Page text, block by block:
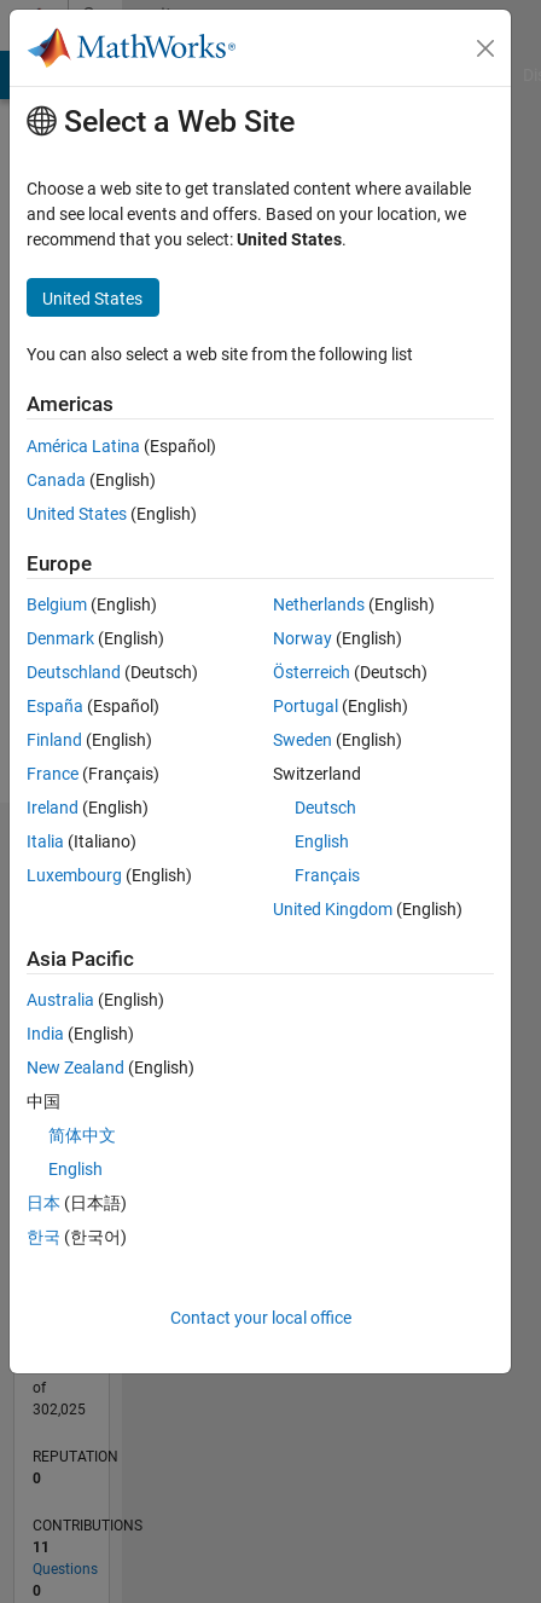
Skip to contentCommunity
Profile
齊
藤
seen: 4
years
since
Followers:
Following:
Follow
Dashboard
CONTRIBUTIONS
-2
-1
0
2
4
5
6
7
L
05/21
12/21
07/22
02/23
09/23
04/24
11/24
06/25
01/26
08/26
01/22
09/22
05/23
01/24
09/24
05/25
02/22
11/22
08/23
05/24
02/25
11/25
of
302,025
REPUTATION
0
CONTRIBUTIONS
11
Questions
0
Select a Web Site
Choose a web site to get translated content where available
and see local events and offers. Based on your location, we
recommend that you select:United States.
United States
You can also select a web site from the following list
Americas
América Latina (Español)
Canada (English)
United States (English)
Europe
Belgium (English)
Denmark (English)
Deutschland (Deutsch)
España (Español)
Finland (English)
France (Français)
Ireland (English)
Italia (Italiano)
Luxembourg (English)
Netherlands (English)
Norway (English)
Österreich (Deutsch)
Portugal (English)
Sweden (English)
Switzerland
Deutsch
English
Français
United Kingdom (English)
Asia Pacific
Australia (English)
India (English)
New Zealand (English)
中国
简体中文
English
日本 (日本語)
한국 (한국어)
Contact your local office